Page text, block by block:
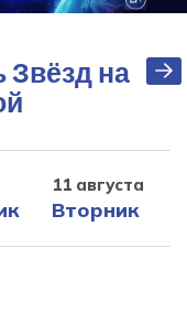
Звёзд на
11 августа
Вторник